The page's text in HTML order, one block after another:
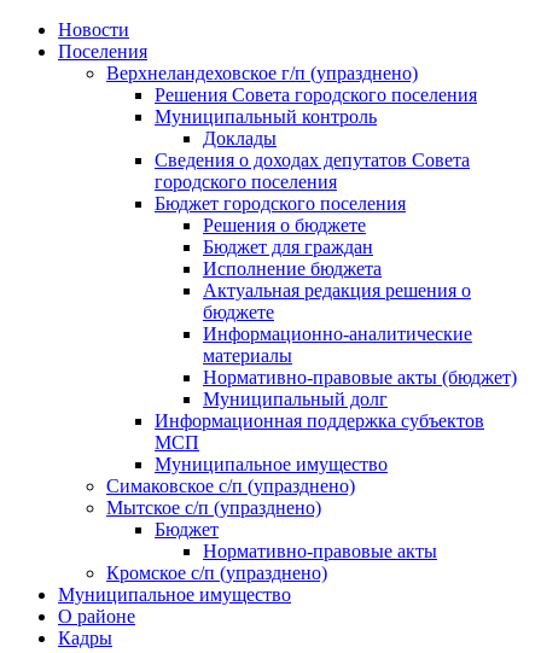
Skip
Новости
Поселения
Верхнеландеховское г/п (упразднено)
Решения Совета городского поселения
Муниципальный контроль
Доклады
Сведения о доходах депутатов Совета
городского поселения
Бюджет городского поселения
Решения о бюджете
Бюджет для граждан
Исполнение бюджета
Актуальная редакция решения о
бюджете
Информационно-аналитические
материалы
Нормативно-правовые акты (бюджет)
Муниципальный долг
Информационная поддержка субъектов
МСП
Муниципальное имущество
Симаковское с/п (упразднено)
Мытское с/п (упразднено)
Бюджет
Нормативно-правовые акты
Кромское с/п (упразднено)
Муниципальное имущество
О районе
Кадры